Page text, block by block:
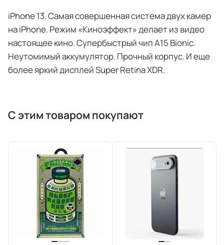
iPhone 13. Самая совершенная система двух камер
на iPhone. Режим «Киноэффект» делает из видео
настоящее кино. Супербыстрый чип A15 Bionic.
Неутомимый аккумулятор. Прочный корпус. И еще
более яркий дисплей Super Retina XDR.
С этим товаром покупают